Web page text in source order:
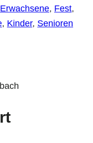
Erwachsene, Fest,
, Kinder, Senioren